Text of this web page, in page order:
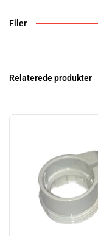
Filer
Relaterede produkter